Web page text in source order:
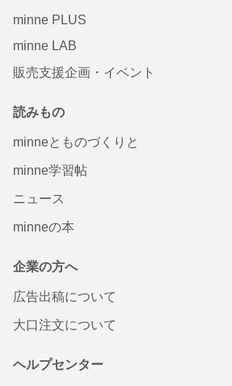
minne PLUS
minne LAB
販売支援企画・イベント
読みもの
minneとものづくりと
minne学習帖
ニュース
minneの本
企業の方へ
広告出稿について
大口注文について
ヘルプセンター